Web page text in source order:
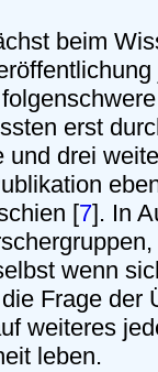
beim
erst
und drei
[7]. In
wenn
Frage der
weiteres
leben.